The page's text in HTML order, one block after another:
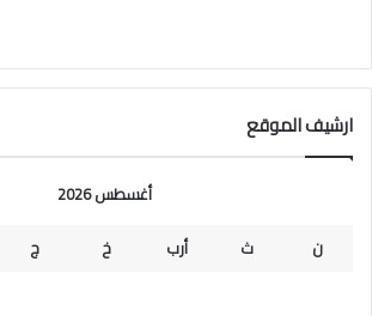
ارشيف الموقع
أغسطس 2026
ن
ث أرب خ ج